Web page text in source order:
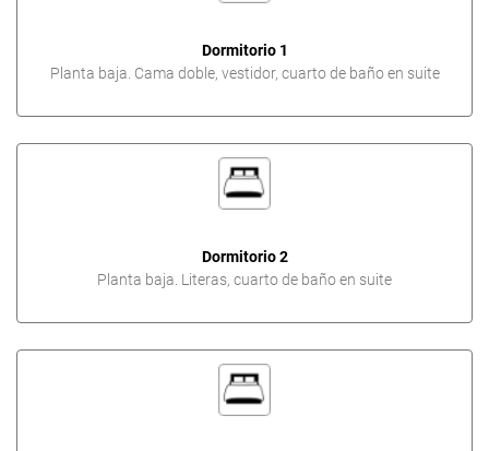
Dormitorio 1
Planta baja. Cama doble, vestidor, cuarto de baño en suite
Dormitorio 2
Planta baja. Literas, cuarto de baño en suite